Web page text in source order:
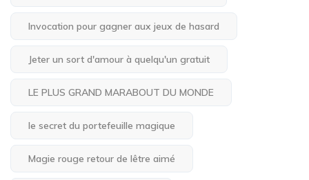
Invocation pour gagner aux jeux de hasard
Jeter un sort d'amour à quelqu'un gratuit
LE PLUS GRAND MARABOUT DU MONDE
le secret du portefeuille magique
Magie rouge retour de lêtre aimé